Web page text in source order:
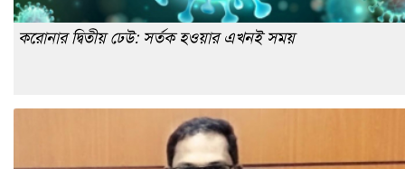
করোনার দ্বিতীয় ঢেউ: সর্তক হওয়ার এখনই সময়